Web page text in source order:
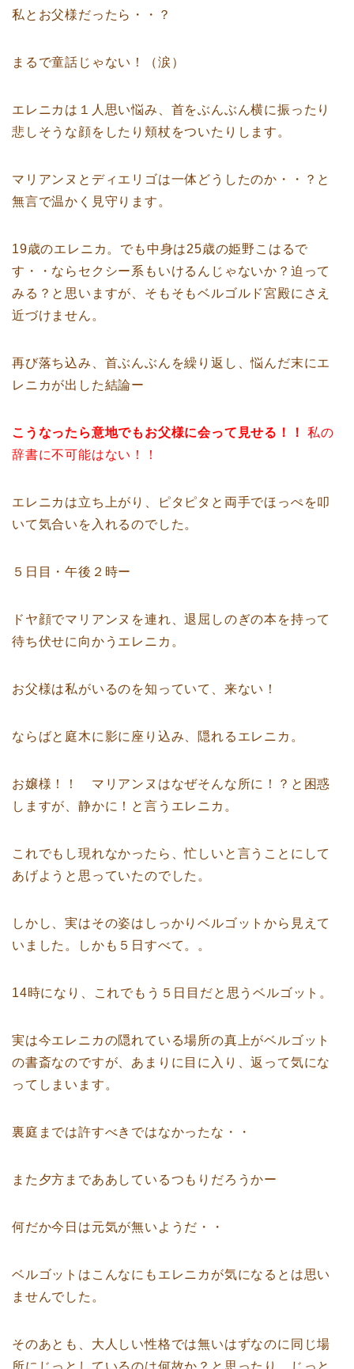
私とお父様だったら・・？
まるで童話じゃない！（涙）
エレニカは１人思い悩み、首をぶんぶん横に振ったり
悲しそうな顔をしたり頬杖をついたりします。
マリアンヌとディエリゴは一体どうしたのか・・？と
無言で温かく見守ります。
19歳のエレニカ。でも中身は25歳の姫野こはるで
す・・ならセクシー系もいけるんじゃないか？迫って
みる？と思いますが、そもそもベルゴルド宮殿にさえ
近づけません。
再び落ち込み、首ぶんぶんを繰り返し、悩んだ末にエ
レニカが出した結論ー
こうなったら意地でもお父様に会って見せる！！
私の
辞書に不可能はない！！
エレニカは立ち上がり、ピタピタと両手でほっぺを叩
いて気合いを入れるのでした。
５日目・午後２時ー
ドヤ顔でマリアンヌを連れ、退屈しのぎの本を持って
待ち伏せに向かうエレニカ。
お父様は私がいるのを知っていて、来ない！
ならばと庭木に影に座り込み、隠れるエレニカ。
お嬢様！！ マリアンヌはなぜそんな所に！？と困惑
しますが、静かに！と言うエレニカ。
これでもし現れなかったら、忙しいと言うことにして
あげようと思っていたのでした。
しかし、実はその姿はしっかりベルゴットから見えて
いました。しかも５日すべて。。
14時になり、これでもう５日目だと思うベルゴット。
実は今エレニカの隠れている場所の真上がベルゴット
の書斎なのですが、あまりに目に入り、返って気にな
ってしまいます。
裏庭までは許すべきではなかったな・・
また夕方までああしているつもりだろうかー
何だか今日は元気が無いようだ・・
ベルゴットはこんなにもエレニカが気になるとは思い
ませんでした。
そのあとも、大人しい性格では無いはずなのに同じ場